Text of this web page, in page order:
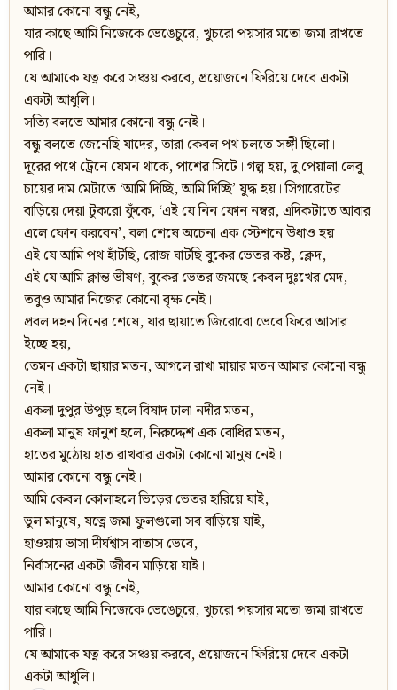
আমার কোনো বন্ধু নেই,
যার কাছে আমি নিজেকে ভেঙেচুরে, খুচরো পয়সার মতো জমা রাখতে
পারি।
যে আমাকে যত্ন করে সঞ্চয় করবে, প্রয়োজনে ফিরিয়ে দেবে একটা
একটা আধুলি।
সত্যি বলতে আমার কোনো বন্ধু নেই।
বন্ধু বলতে জেনেছি যাদের, তারা কেবল পথ চলতে সঙ্গী ছিলো।
দূরের পথে ট্রেনে যেমন থাকে, পাশের সিটে। গল্প হয়, দু পেয়ালা লেবু
চায়ের দাম মেটাতে ‘আমি দিচ্ছি, আমি দিচ্ছি’ যুদ্ধ হয়। সিগারেটের
বাড়িয়ে দেয়া টুকরো ফুঁকে, ‘এই যে নিন ফোন নম্বর, এদিকটাতে আবার
এলে ফোন করবেন’, বলা শেষে অচেনা এক স্টেশনে উধাও হয়।
এই যে আমি পথ হাঁটছি, রোজ ঘাটছি বুকের ভেতর কষ্ট, ক্লেদ,
এই যে আমি ক্লান্ত ভীষণ, বুকের ভেতর জমছে কেবল দুঃখের মেদ,
তবুও আমার নিজের কোনো বৃক্ষ নেই।
প্রবল দহন দিনের শেষে, যার ছায়াতে জিরোবো ভেবে ফিরে আসার
ইচ্ছে হয়,
তেমন একটা ছায়ার মতন, আগলে রাখা মায়ার মতন আমার কোনো বন্ধু
নেই।
একলা দুপুর উপুড় হলে বিষাদ ঢালা নদীর মতন,
একলা মানুষ ফানুশ হলে, নিরুদ্দেশ এক বোধির মতন,
হাতের মুঠোয় হাত রাখবার একটা কোনো মানুষ নেই।
আমার কোনো বন্ধু নেই।
আমি কেবল কোলাহলে ভিড়ের ভেতর হারিয়ে যাই,
ভুল মানুষে, যত্নে জমা ফুলগুলো সব বাড়িয়ে যাই,
হাওয়ায় ভাসা দীর্ঘশ্বাস বাতাস ভেবে,
নির্বাসনের একটা জীবন মাড়িয়ে যাই।
আমার কোনো বন্ধু নেই,
যার কাছে আমি নিজেকে ভেঙেচুরে, খুচরো পয়সার মতো জমা রাখতে
পারি।
যে আমাকে যত্ন করে সঞ্চয় করবে, প্রয়োজনে ফিরিয়ে দেবে একটা
একটা আধুলি।